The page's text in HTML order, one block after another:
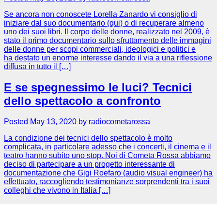
Se ancora non conoscete Lorella Zanardo vi consiglio di
iniziare dal suo documentario (qui) o di recuperare almeno
uno dei suoi libri. Il corpo delle donne, realizzato nel 2009, è
stato il primo documentario sullo sfruttamento delle immagini
delle donne per scopi commerciali, ideologici e politici e
ha destato un enorme interesse dando il via a una riflessione
diffusa in tutto il […]
E se spegnessimo le luci? Tecnici
dello spettacolo a confronto
Posted May 13, 2020 by radiocometarossa
La condizione dei tecnici dello spettacolo è molto
complicata, in particolare adesso che i concerti, il cinema e il
teatro hanno subito uno stop. Noi di Cometa Rossa abbiamo
deciso di partecipare a un progetto interessante di
documentazione che Gigi Roefaro (audio visual engineer) ha
effettuato, raccogliendo testimonianze sorprendenti tra i suoi
colleghi che vivono in Italia […]